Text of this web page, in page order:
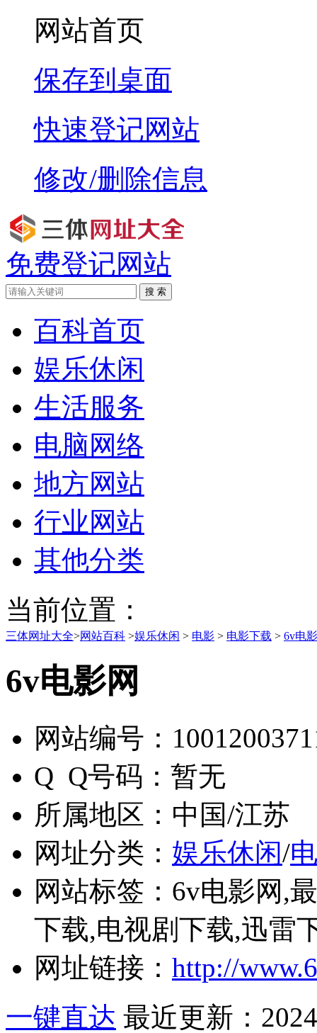
网站首页
保存到桌面
快速登记网站
修改/删除信息
免费登记网站
搜 索
百科首页
娱乐休闲
生活服务
电脑网络
地方网站
行业网站
其他分类
当前位置：
三体网址大全>网站百科 >娱乐休闲 > 电影 > 电影下载 > 6v电
6v电影网
网站编号：
Q Q号码： 暂无
所属地区： 中国/江苏
网址分类： 娱乐休闲/
网站标签： 6v电影网,
下载,电视剧下载,迅雷
网址链接： http://
一键直达 最近更新：